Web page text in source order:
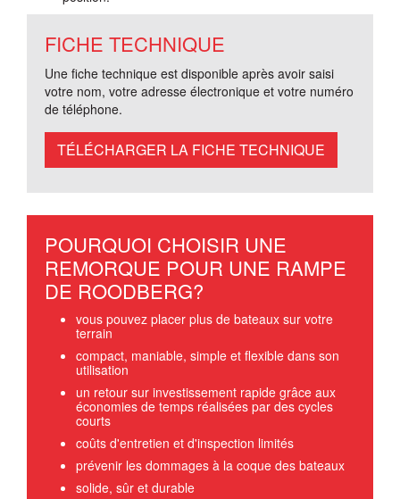
FICHE TECHNIQUE
Une fiche technique est disponible après avoir saisi
votre nom, votre adresse électronique et votre numéro
de téléphone.
TÉLÉCHARGER LA FICHE TECHNIQUE
POURQUOI CHOISIR UNE
REMORQUE POUR UNE RAMPE
DE ROODBERG?
vous pouvez placer plus de bateaux sur votre
terrain
compact, maniable, simple et flexible dans son
utilisation
un retour sur investissement rapide grâce aux
économies de temps réalisées par des cycles
courts
coûts d'entretien et d'inspection limités
prévenir les dommages à la coque des bateaux
solide, sûr et durable